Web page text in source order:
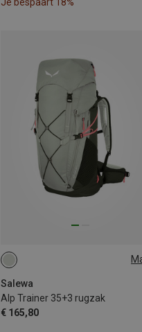
Salewa
Alp Trainer 35+3 rugzak
€ 165,80
35+3L